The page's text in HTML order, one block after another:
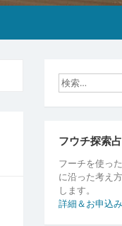
フウチ探索
フーチを使っ
に沿った考え
します。
詳細＆お申込